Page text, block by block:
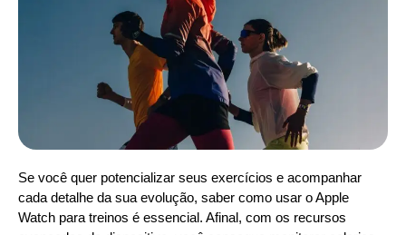
Se você quer potencializar seus exercícios e acompanhar
cada detalhe da sua evolução, saber como usar o Apple
Watch para treinos é essencial. Afinal, com os recursos